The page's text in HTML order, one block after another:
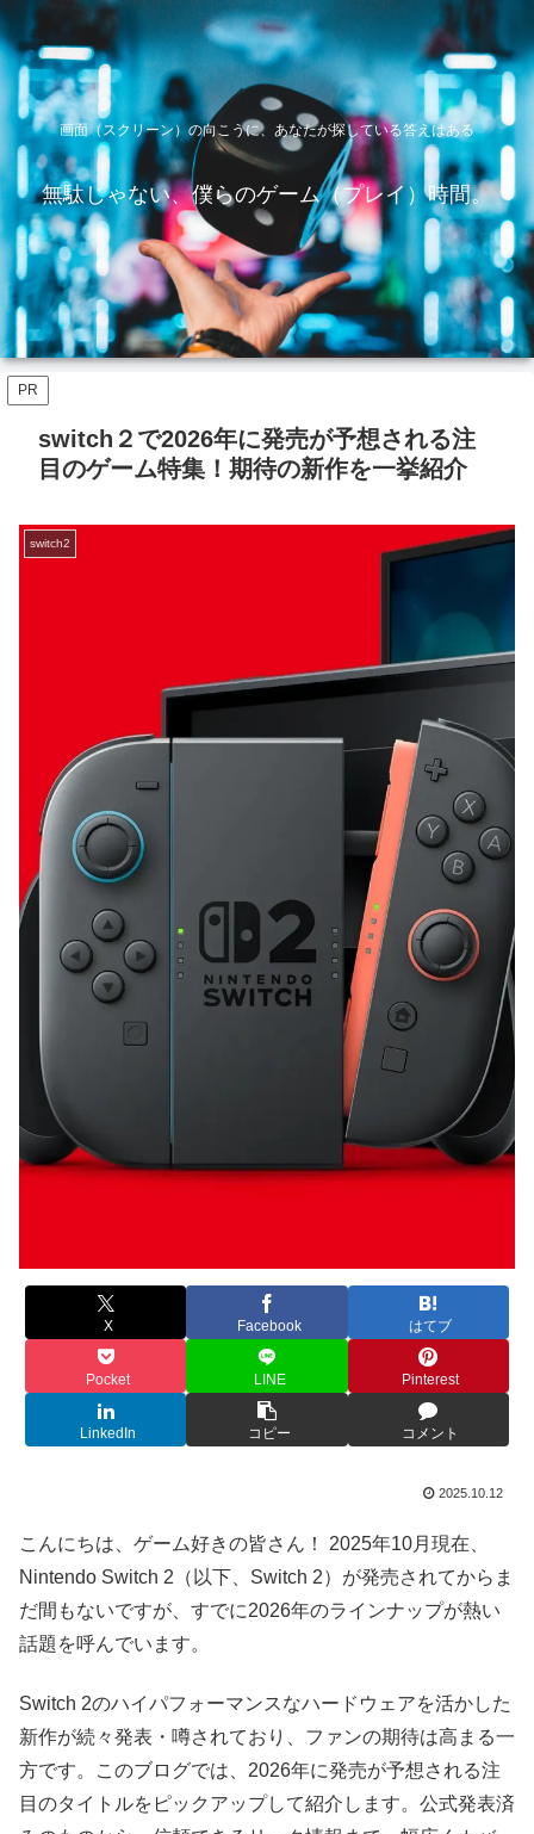
画面（スクリーン）の向こうに、あなたが探している答えはある
無駄じゃない、僕らのゲーム（プレイ）時間。
PR
switch２で2026年に発売が予想される注
目のゲーム特集！期待の新作を一挙紹介
switch2
X Facebook はてブ
Pocket LINE Pinterest
LinkedIn コピー コメント
2025.10.12
こんにちは、ゲーム好きの皆さん！ 2025年10月現在、
Nintendo Switch 2（以下、Switch 2）が発売されてからま
だ間もないですが、すでに2026年のラインナップが熱い
話題を呼んでいます。
Switch 2のハイパフォーマンスなハードウェアを活かした
新作が続々発表・噂されており、ファンの期待は高まる一
方です。このブログでは、2026年に発売が予想される注
目のタイトルをピックアップして紹介します。公式発表済